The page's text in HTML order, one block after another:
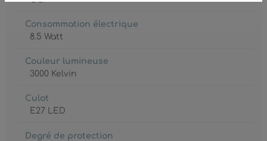
Consommation électrique
8.5 Watt
Couleur lumineuse
3000 Kelvin
Culot
E27 LED
Degré de protection